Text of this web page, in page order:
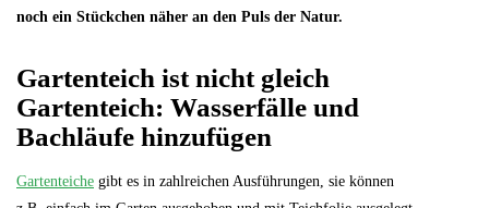
noch ein Stückchen näher an den Puls der Natur.
Gartenteich ist nicht gleich
Gartenteich: Wasserfälle und
Bachläufe hinzufügen
Gartenteiche gibt es in zahlreichen Ausführungen, sie können